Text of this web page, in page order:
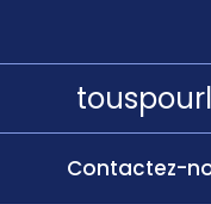
Contactez-